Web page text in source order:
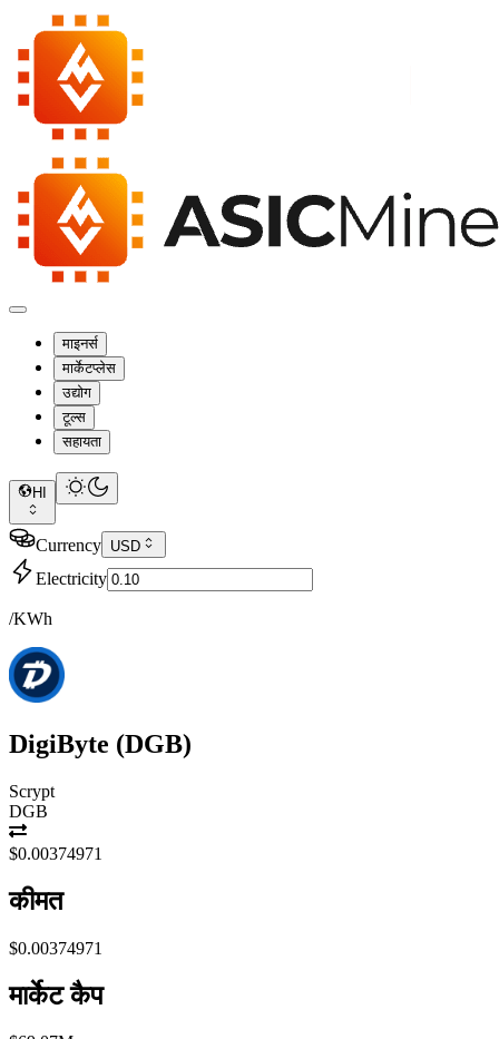
माइनर्स
मार्केटप्लेस
उद्योग
टूल्स
सहायता
HI
Currency USD
Electricity
/KWh
DigiByte (DGB)
Scrypt
DGB
$0.00374971
कीमत
$0.00374971
मार्केट कैप